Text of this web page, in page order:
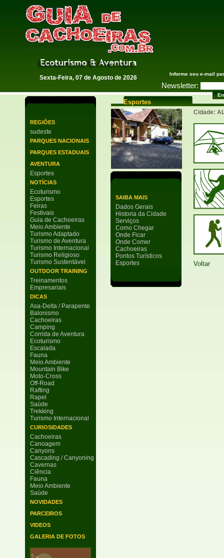
Guia de Cachoeiras
Sexta-Feira, 07 de Agosto de 2026
Informe seu e-mail
Newsletter:
REGIÕES
sudeste
PARQUES NACIONAIS
PARQUES ESTADUAIS
AVENTURA
Esportes
NOTÍCIAS
Ecoturismo
Esportes
Feiras
Festivais
Guia de Cachoeiras
Meio Ambiente
Turismo Adaptado
Turismo de Aventura
Turismo Internacional
Turismo Religioso
Turismo Sustentável
OUTDOOR TRAINING
Treinamentos
Empresariais
DICAS
Asa-Delta / Parapente
Balonismo
Cachoeiras
Camping
Corrida de Aventura
Ecoturismo
Escalada
Fauna
Meio Ambiente
Mountain Bike
Moto-Cross
Off-Road
Rafting
Rapel
Saúde
Trekking
Turismo Internacional
CURIOSIDADES
Cachoeiras
Canoagem
Canyons
Cascading / Canyoning
Cavernas
Ciência
Fauna
Meio Ambiente
Saúde
NOVIDADES
PARCEIROS
VIDEOS
GALERIA DE FOTOS
Esportes
Cidade:
Voltar
SAIBA MAIS
Dados Gerais
Historia da Cidade
Serviços
Como Chegar
Onde Ficar
Onde Comer
Cachoeiras
Pontos Turísticos
Esportes